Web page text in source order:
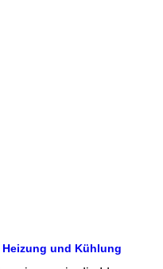
Heizung und Kühlung